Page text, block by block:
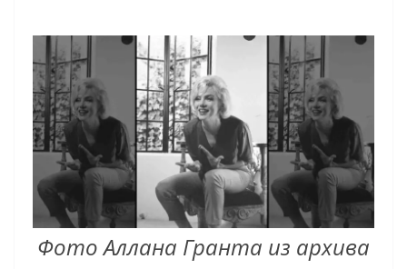
Фото Аллана Гранта из архива